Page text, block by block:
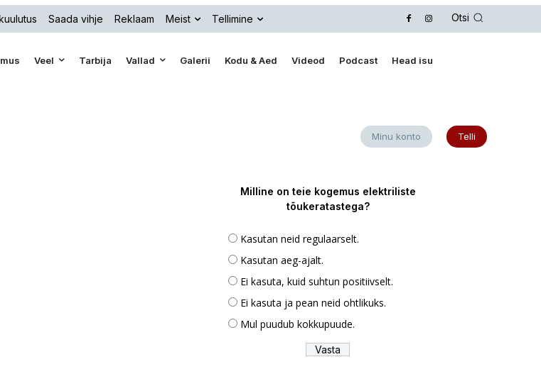
Saada vihje Reklaam Meist Tellimine Otsi
Veel Tarbija Vallad Galerii Kodu & Aed Videod Podcast Head isu
Minu konto Telli
Milline on teie kogemus elektriliste
tõukeratastega?
Kasutan neid regulaarselt.
Kasutan aeg-ajalt.
Ei kasuta, kuid suhtun positiivselt.
Ei kasuta ja pean neid ohtlikuks.
Mul puudub kokkupuude.